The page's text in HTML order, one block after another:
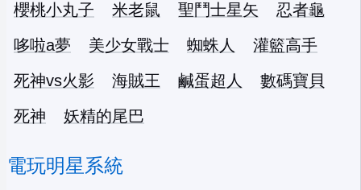
櫻桃小丸子
米老鼠 聖鬥士星矢
忍者龜
哆啦a夢
美少女戰士 蜘蛛人
灌籃高手
死神vs火影
海賊王 鹹蛋超人
數碼寶貝
死神
妖精的尾巴
電玩明星系統